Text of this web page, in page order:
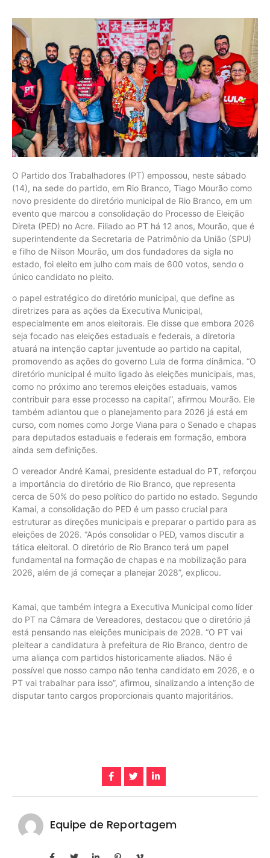
O Partido dos Trabalhadores (PT) empossou, neste sábado
(14), na sede do partido, em Rio Branco, Tiago Mourão como
novo presidente do diretório municipal de Rio Branco, em um
evento que marcou a consolidação do Processo de Eleição
Direta (PED) no Acre. Filiado ao PT há 12 anos, Mourão, que é
superintendente da Secretaria de Patrimônio da União (SPU)
e filho de Nilson Mourão, um dos fundadores da sigla no
estado, foi eleito em julho com mais de 600 votos, sendo o
único candidato no pleito.
o papel estratégico do diretório municipal, que define as
diretrizes para as ações da Executiva Municipal,
especialmente em anos eleitorais. Ele disse que embora 2026
seja focado nas eleições estaduais e federais, a diretoria
atuará na intenção captar juventude ao partido na capital,
promovendo as ações do governo Lula de forma dinâmica. “O
diretório municipal é muito ligado às eleições municipais, mas,
como no próximo ano teremos eleições estaduais, vamos
contribuir para esse processo na capital”, afirmou Mourão. Ele
também adiantou que o planejamento para 2026 já está em
curso, com nomes como Jorge Viana para o Senado e chapas
para deputados estaduais e federais em formação, embora
ainda sem definições.
O vereador André Kamai, presidente estadual do PT, reforçou
a importância do diretório de Rio Branco, que representa
cerca de 50% do peso político do partido no estado. Segundo
Kamai, a consolidação do PED é um passo crucial para
estruturar as direções municipais e preparar o partido para as
eleições de 2026. “Após consolidar o PED, vamos discutir a
tática eleitoral. O diretório de Rio Branco terá um papel
fundamental na formação de chapas e na mobilização para
2026, além de já começar a planejar 2028”, explicou.
Kamai, que também integra a Executiva Municipal como líder
do PT na Câmara de Vereadores, destacou que o diretório já
está pensando nas eleições municipais de 2028. “O PT vai
pleitear a candidatura à prefeitura de Rio Branco, dentro de
uma aliança com partidos historicamente aliados. Não é
possível que nosso campo não tenha candidato em 2026, e o
PT vai trabalhar para isso”, afirmou, sinalizando a intenção de
disputar tanto cargos proporcionais quanto majoritários.
Equipe de Reportagem